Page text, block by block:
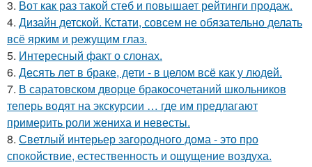
3. Вот как раз такой стеб и повышает рейтинги продаж.
4. Дизайн детской. Кстати, совсем не обязательно делать
всё ярким и режущим глаз.
5. Интересный факт о слонах.
6. Десять лет в браке, дети - в целом всё как у людей.
7. В саратовском дворце бракосочетаний школьников
теперь водят на экскурсии … где им предлагают
примерить роли жениха и невесты.
8. Светлый интерьер загородного дома - это про
спокойствие, естественность и ощущение воздуха.